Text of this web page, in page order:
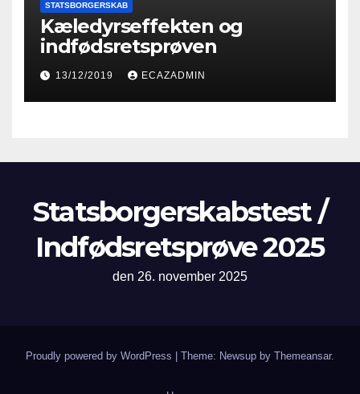
STATSBORGERSKAB
Kæledyrseffekten og
indfødsretsprøven
13/12/2019 ECAZADMIN
Statsborgerskabstest /
Indfødsretsprøve 2025
den 26. november 2025
Proudly powered by WordPress Theme: Newsup by Themeansar.